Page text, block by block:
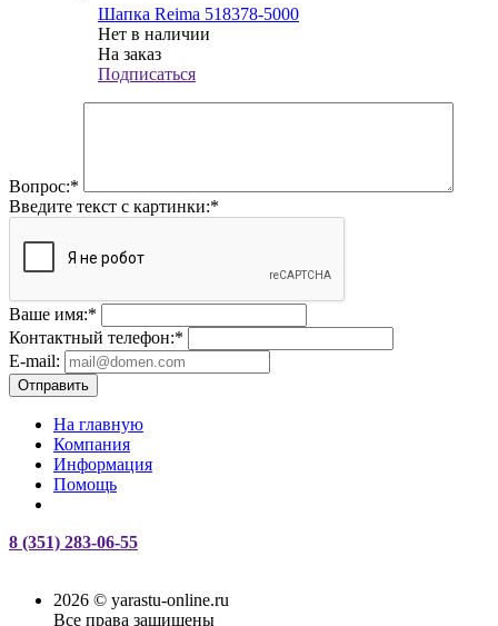
Шапка Reima 518378-5000
Нет в наличии
На заказ
Подписаться
Вопрос:*
Введите текст с картинки:*
Ваше имя:*
Контактный телефон:*
E-mail:
Отправить
На главную
Компания
Информация
Помощь
8 (351) 283-06-55
2026 © yarastu-online.ru
Все права защищены